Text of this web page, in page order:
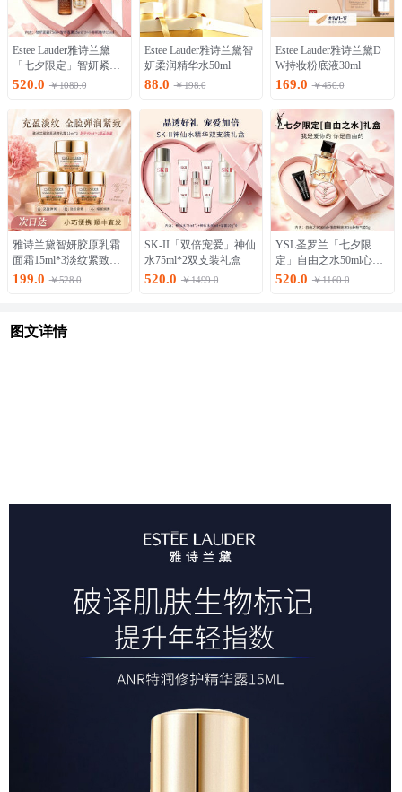
Estee Lauder雅诗兰黛
「七夕限定」智妍紧塑
胶原面霜75ml礼盒
520.0 ￥1080.0
Estee Lauder雅诗兰黛智
妍柔润精华水50ml
88.0 ￥198.0
Estee Lauder雅诗兰黛D
W持妆粉底液30ml
169.0 ￥450.0
雅诗兰黛智妍胶原乳霜
面霜15ml*3淡纹紧致护
肤品
199.0 ￥528.0
SK-II「双倍宠爱」神仙
水75ml*2双支装礼盒
520.0 ￥1499.0
YSL圣罗兰「七夕限
定」自由之水50ml心动
礼盒
520.0 ￥1160.0
图文详情